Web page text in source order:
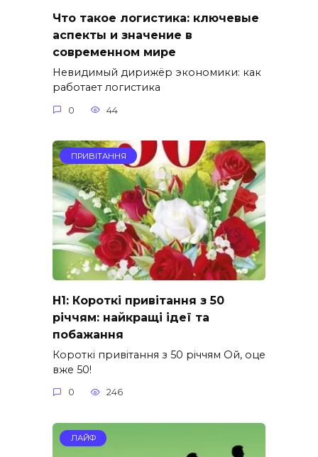
Что такое логистика: ключевые
аспекты и значение в
современном мире
Невидимый дирижёр экономики: как
работает логистика
0 44
ПРИВІТАННЯ
H1: Короткі привітання з 50
річчям: найкращі ідеї та
побажання
Короткі привітання з 50 річчям Ой, оце
вже 50!
0 246
ЛАЙФ